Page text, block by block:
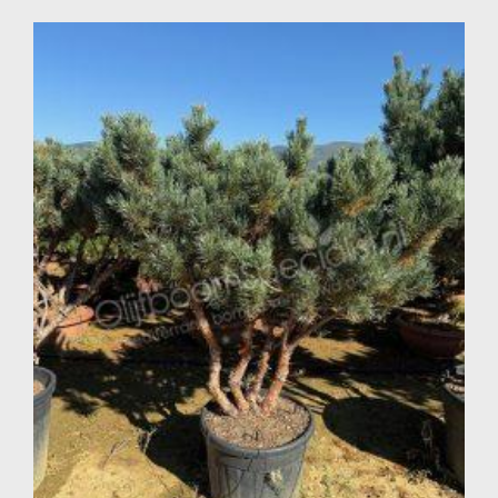
kwalitatieve grove dennen tegen een vaste lage prijs.
Grove den online bestellen
Geen tijd om ons te bezoeken? Bestel uw grove den
makkelijk, veilig en snel via onze webshop! Klik op “Plaats
in kruiwagen” bij de gewenste Pinus sylvestris ‘Watereri’,
volg hierna enkele eenvoudige stappen en uw boom
wordt professioneel bij u thuis geleverd. Bestelt u op
werkdagen vóór 14.00 uur? Dan kan uw bestelling vaak al
de volgende werkdag worden geleverd. Ook kunt u zelf
een gewenste bezorgdag selecteren.
Met een grove den (Pinus sylvestris ‘Watereri’) van de
OlijfboomSpecialist haalt u een winterharde,
groenblijvende en onderhoudsarme naaldboom in huis
die jarenlang structuur, rust en natuurlijke elegantie
toevoegt aan uw tuin of terras.